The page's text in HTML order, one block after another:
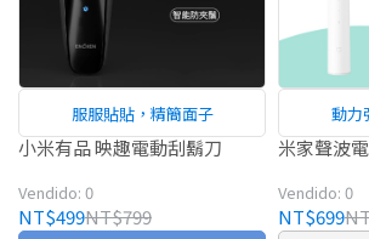
服服貼貼，精簡面子
小米有品 映趣電動刮鬍刀
Vendido: 0
NT$499NT$799
動力
米家聲波
Vendido: 0
NT$699